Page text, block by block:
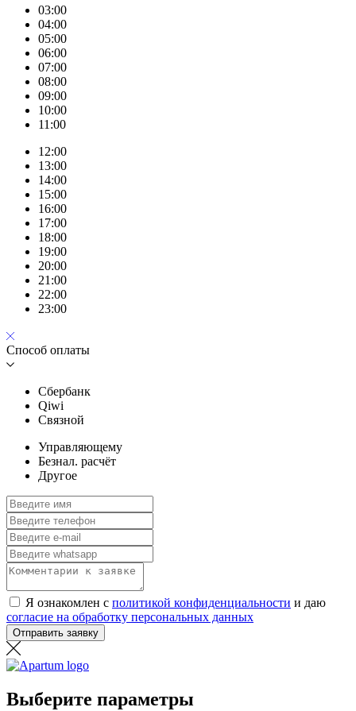
03:00
04:00
05:00
06:00
07:00
08:00
09:00
10:00
11:00
12:00
13:00
14:00
15:00
16:00
17:00
18:00
19:00
20:00
21:00
22:00
23:00
Способ оплаты
Сбербанк
Qiwi
Связной
Управляющему
Безнал. расчёт
Другое
Я ознакомлен с политикой конфиденциальности и даю
согласие на обработку персональных данных
Отправить заявку
Выберите параметры